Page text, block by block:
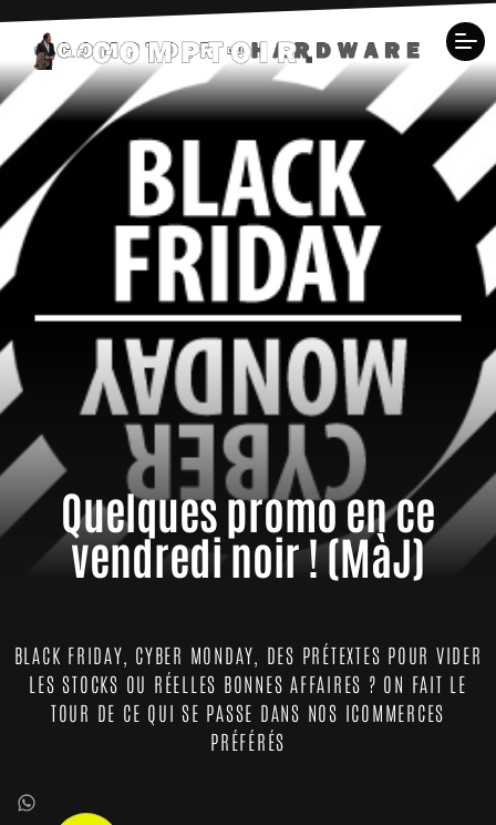
Quelques promo en ce
vendredi noir ! (MàJ)
BLACK FRIDAY, CYBER MONDAY, DES PRÉTEXTES POUR VIDER
LES STOCKS OU RÉELLES BONNES AFFAIRES ? ON FAIT LE
TOUR DE CE QUI SE PASSE DANS NOS ICOMMERCES
PRÉFÉRÉS